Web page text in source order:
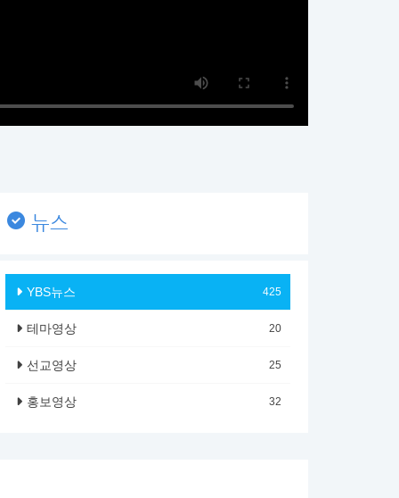
뉴스
YBS뉴스 425
테마영상 20
선교영상 25
홍보영상 32